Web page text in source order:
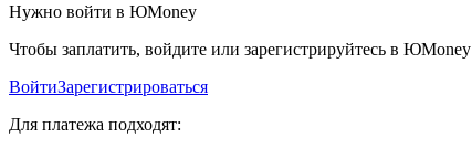
Нужно войти в ЮMoney
Чтобы заплатить, войдите или зарегистрируйтесь в ЮMoney
ВойтиЗарегистрироваться
Для платежа подходят: